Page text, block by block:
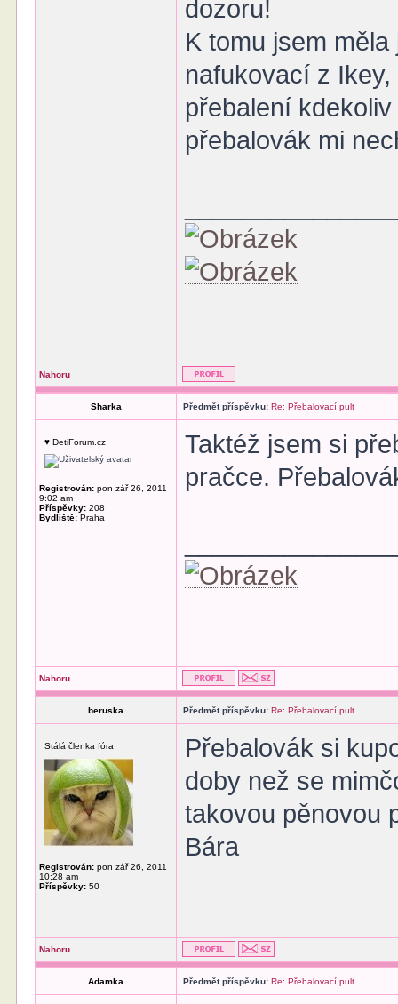
dozoru!
K tomu jsem
nafukovací z
přebalení
přebalovák mi
Nahoru
Sharka Předmět příspěvku: Re: Přebalovací pult
♥ DetiForum.cz
Registrován: pon zář 26, 2011
9:02 am
Příspěvky: 208
Bydliště: Praha
Taktéž jsem si
pračce.
Nahoru
beruska Předmět příspěvku: Re: Přebalovací pult
Stálá členka fóra
Registrován: pon zář 26, 2011
10:28 am
Příspěvky: 50
Přebalovák si
doby než se
takovou pěnovou
Bára
Nahoru
Adamka Předmět příspěvku: Re: Přebalovací pult